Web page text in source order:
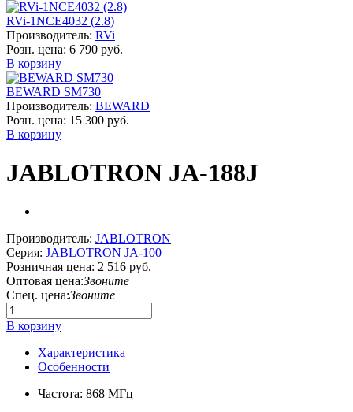
RVi-1NCE4032 (2.8)
Производитель: RVi
Розн. цена: 6 790 руб.
В корзину
BEWARD SM730
Производитель: BEWARD
Розн. цена: 15 300 руб.
В корзину
JABLOTRON JA-188J
Производитель: JABLOTRON
Серия: JABLOTRON JA-100
Розничная цена: 2 516 руб.
Оптовая цена:Звоните
Спец. цена:Звоните
В корзину
Характеристика
Особенности
Частота: 868 МГц